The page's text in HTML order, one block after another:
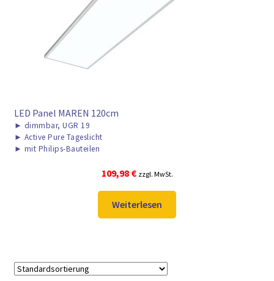
► VERSANDARTEN
LED Panel MAREN 120cm
► dimmbar, UGR 19
► Active Pure Tageslicht
► mit Philips-Bauteilen
109,98 € zzgl. MwSt.
Weiterlesen